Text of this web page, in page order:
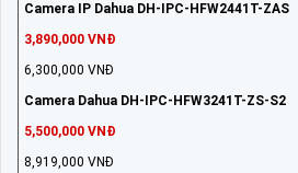
Camera IP Dahua DH-IPC-HFW2441T-ZAS
3,890,000 VNĐ
6,300,000 VNĐ
Camera Dahua DH-IPC-HFW3241T-ZS-S2
5,500,000 VNĐ
8,919,000 VNĐ